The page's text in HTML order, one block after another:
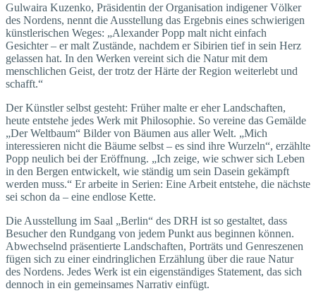
Gulwaira Kuzenko, Präsidentin der Organisation indigener Völker
des Nordens, nennt die Ausstellung das Ergebnis eines schwierigen
künstlerischen Weges: „Alexander Popp malt nicht einfach
Gesichter – er malt Zustände, nachdem er Sibirien tief in sein Herz
gelassen hat. In den Werken vereint sich die Natur mit dem
menschlichen Geist, der trotz der Härte der Region weiterlebt und
schafft.“
Der Künstler selbst gesteht: Früher malte er eher Landschaften,
heute entstehe jedes Werk mit Philosophie. So vereine das Gemälde
„Der Weltbaum“ Bilder von Bäumen aus aller Welt. „Mich
interessieren nicht die Bäume selbst – es sind ihre Wurzeln“, erzählte
Popp neulich bei der Eröffnung. „Ich zeige, wie schwer sich Leben
in den Bergen entwickelt, wie ständig um sein Dasein gekämpft
werden muss.“ Er arbeite in Serien: Eine Arbeit entstehe, die nächste
sei schon da – eine endlose Kette.
Die Ausstellung im Saal „Berlin“ des DRH ist so gestaltet, dass
Besucher den Rundgang von jedem Punkt aus beginnen können.
Abwechselnd präsentierte Landschaften, Porträts und Genreszenen
fügen sich zu einer eindringlichen Erzählung über die raue Natur
des Nordens. Jedes Werk ist ein eigenständiges Statement, das sich
dennoch in ein gemeinsames Narrativ einfügt.